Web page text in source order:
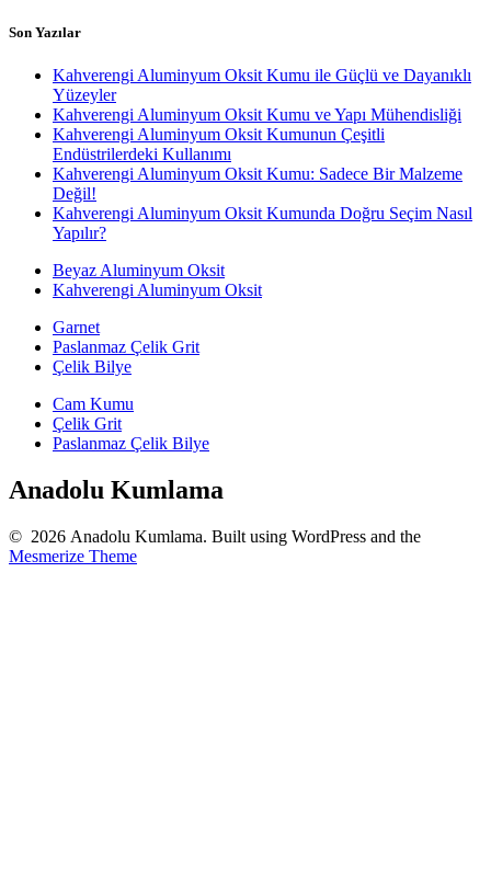
Son Yazılar
Kahverengi Aluminyum Oksit Kumu ile Güçlü ve Dayanıklı
Yüzeyler
Kahverengi Aluminyum Oksit Kumu ve Yapı Mühendisliği
Kahverengi Aluminyum Oksit Kumunun Çeşitli
Endüstrilerdeki Kullanımı
Kahverengi Aluminyum Oksit Kumu: Sadece Bir Malzeme
Değil!
Kahverengi Aluminyum Oksit Kumunda Doğru Seçim Nasıl
Yapılır?
Beyaz Aluminyum Oksit
Kahverengi Aluminyum Oksit
Garnet
Paslanmaz Çelik Grit
Çelik Bilye
Cam Kumu
Çelik Grit
Paslanmaz Çelik Bilye
Anadolu Kumlama
© 2026 Anadolu Kumlama. Built using WordPress and the
Mesmerize Theme